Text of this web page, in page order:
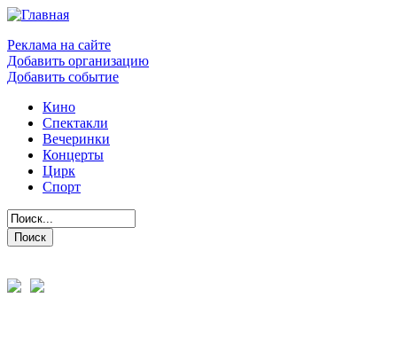
Реклама на сайте
Добавить организацию
Добавить событие
Кино
Спектакли
Вечеринки
Концерты
Цирк
Спорт